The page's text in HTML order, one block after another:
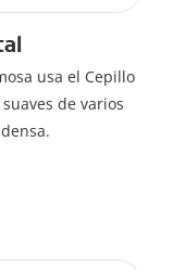
usa el Cepillo
de varios